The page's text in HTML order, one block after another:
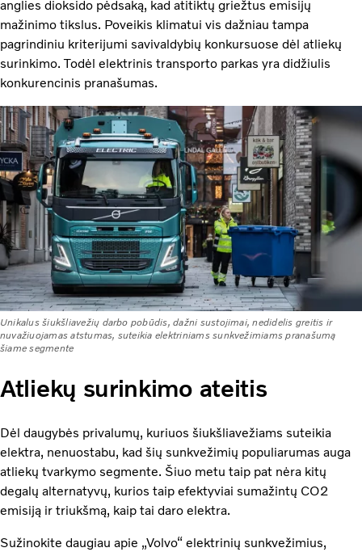
anglies dioksido pėdsaką, kad atitiktų griežtus emisijų
mažinimo tikslus. Poveikis klimatui vis dažniau tampa
pagrindiniu kriterijumi savivaldybių konkursuose dėl atliekų
surinkimo. Todėl elektrinis transporto parkas yra didžiulis
konkurencinis pranašumas.
Unikalus šiukšliavežių darbo pobūdis, dažni sustojimai, nedidelis greitis ir
nuvažiuojamas atstumas, suteikia elektriniams sunkvežimiams pranašumą
šiame segmente
Atliekų surinkimo ateitis
Dėl daugybės privalumų, kuriuos šiukšliavežiams suteikia
elektra, nenuostabu, kad šių sunkvežimių populiarumas auga
atliekų tvarkymo segmente. Šiuo metu taip pat nėra kitų
degalų alternatyvų, kurios taip efektyviai sumažintų CO2
emisiją ir triukšmą, kaip tai daro elektra.
Sužinokite daugiau apie „Volvo“ elektrinių sunkvežimius,